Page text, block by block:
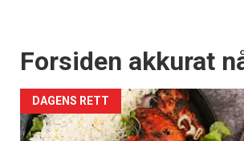
Forsiden akkurat
DAGENS RETT